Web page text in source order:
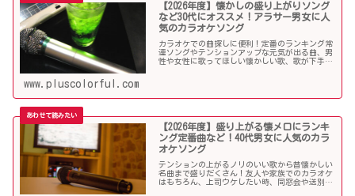
【2026年度】懐かしの盛り上がりソング
など30代にオススメ！アラサー男女に人
気のカラオケソング
カラオケでの曲探しに便利！定番のランキング常
連ソングやテンションアップな元気が出る曲、男
性や女性に歌ってほしい懐かしい歌、歌が下手で
www.pluscolorful.com
【2026年度】盛り上がる懐メロにランキ
ング定番曲など！40代男女に人気のカラ
オケソング
テンションの上がるノリのいい歌から昔懐かしい
名曲まで盛りだくさん！友人や家族でのカラオケ
はもちろん、上司ウケしたい時、同窓会や送別会